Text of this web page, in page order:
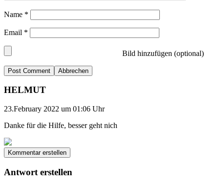
Name *
Email *
Bild hinzufügen (optional)
Abbrechen
HELMUT
23.February 2022 um 01:06 Uhr
Danke für die Hilfe, besser geht nich
Kommentar erstellen
Antwort erstellen